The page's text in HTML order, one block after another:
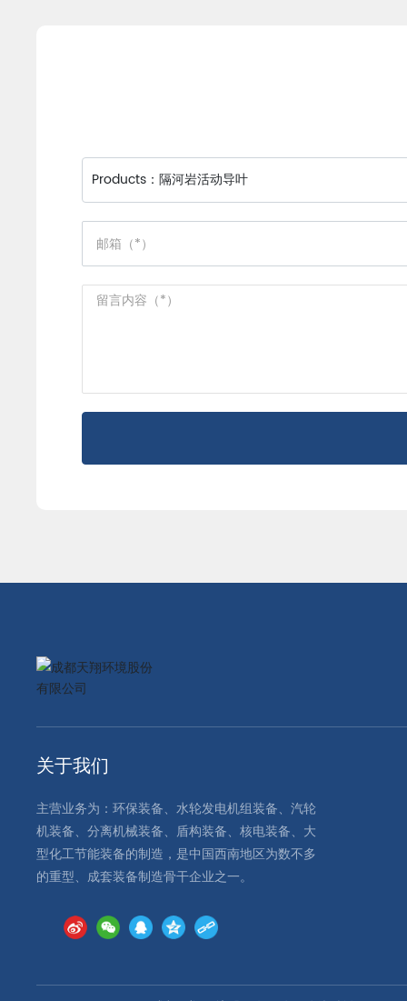
Products：隔河岩活动导叶
关于我们
主营业务为：环保装备、水轮发电机组装备、汽轮
机装备、分离机械装备、盾构装备、核电装备、大
型化工节能装备的制造，是中国西南地区为数不多
的重型、成套装备制造骨干企业之一。